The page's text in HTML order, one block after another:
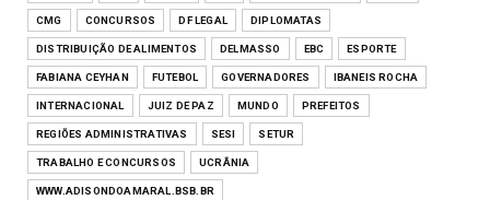
CMG CONCURSOS DF LEGAL DIPLOMATAS
DISTRIBUIÇÃO DE ALIMENTOS DELMASSO EBC ESPORTE
FABIANA CEYHAN FUTEBOL GOVERNADORES IBANEIS ROCHA
INTERNACIONAL JUIZ DE PAZ MUNDO PREFEITOS
REGIÕES ADMINISTRATIVAS SESI SETUR
TRABALHO E CONCURSOS UCRÂNIA
WWW.ADISONDOAMARAL.BSB.BR